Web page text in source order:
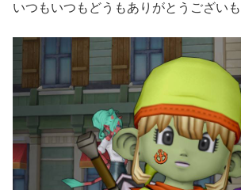
いつもいつもどうもありがとうございも